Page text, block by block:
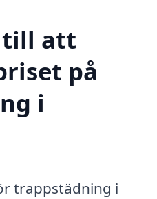
till att
på
i
trappstädning i